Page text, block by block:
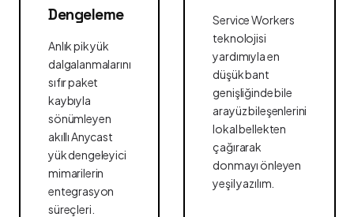
Dengeleme
Anlık pik yük
dalgalanmalarını
sıfır paket
kaybıyla
sönümleyen
akıllı Anycast
yük dengeleyici
mimarilerin
entegrasyon
süreçleri.
Service Workers
teknolojisi
yardımıyla en
düşük bant
genişliğinde bile
arayüz bileşenlerini
lokal bellekten
çağırarak
donmayı önleyen
yeşil yazılım.